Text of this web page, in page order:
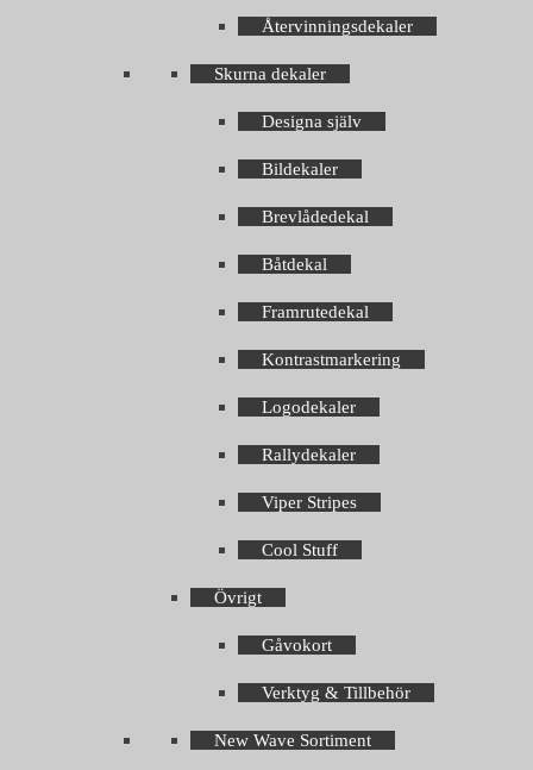
Återvinningsdekaler
Skurna dekaler
Designa själv
Bildekaler
Brevlådedekal
Båtdekal
Framrutedekal
Kontrastmarkering
Logodekaler
Rallydekaler
Viper Stripes
Cool Stuff
Övrigt
Gåvokort
Verktyg & Tillbehör
New Wave Sortiment